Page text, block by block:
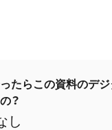
たらこの資料のデ
？
し